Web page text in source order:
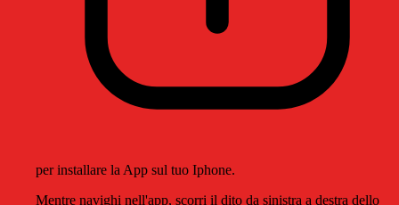
per installare la App sul tuo Iphone.
Mentre navighi nell'app, scorri il dito da sinistra a destra dello